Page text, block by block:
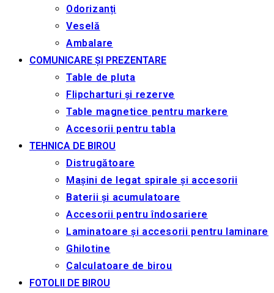
Odorizanți
Veselă
Ambalare
COMUNICARE ȘI PREZENTARE
Table de pluta
Flipcharturi și rezerve
Table magnetice pentru markere
Accesorii pentru tabla
TEHNICA DE BIROU
Distrugătoare
Mașini de legat spirale și accesorii
Baterii și acumulatoare
Accesorii pentru îndosariere
Laminatoare și accesorii pentru laminare
Ghilotine
Calculatoare de birou
FOTOLII DE BIROU